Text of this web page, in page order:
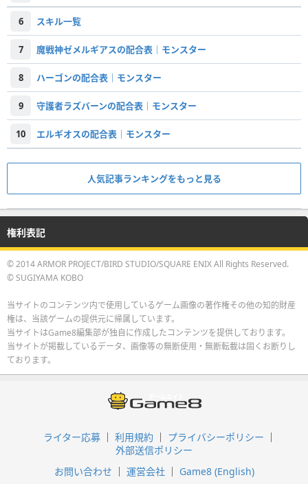
6 スキル一覧
7 魔戦神ゼメルギアスの配合表｜モンスター
8 ハーゴンの配合表｜モンスター
9 守護者ラズバーンの配合表｜モンスター
10 エルギオスの配合表｜モンスター
人気記事ランキングをもっと見る
権利表記
© 2014 ARMOR PROJECT/BIRD STUDIO/SQUARE ENIX All Rights Reserved.
© SUGIYAMA KOBO
当サイトのコンテンツ内で使用しているゲーム画像の著作権その他の知的財産
権は、当該ゲームの提供元に帰属しています。
当サイトはGame8編集部が独自に作成したコンテンツを提供しております。
当サイトが掲載しているデータ、画像等の無断使用・無断転載は固くお断りし
ております。
ライター応募 利用規約
プライバシーポリシー
外部送信ポリシー
お問い合わせ
運営会社 Game8 (English)